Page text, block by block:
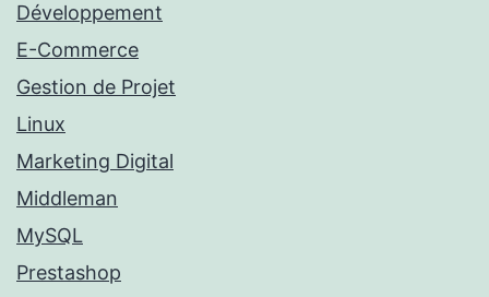
Développement
E-Commerce
Gestion de Projet
Linux
Marketing Digital
Middleman
MySQL
Prestashop